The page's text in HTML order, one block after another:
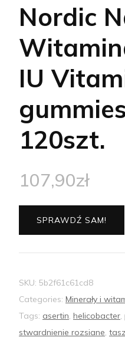
Nordic
IU
120szt.
107,90zł
SPRAWDŹ SAM!
SKU: 5b2f61c61cd8
Categories: Minerały i
Tags: asertin, helicobacter,
stwardnienie rozsiane,